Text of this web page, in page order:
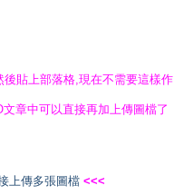
貼上部落格,現在不需要這樣作
章中可以直接再加上傳圖檔了
上傳多張圖檔 <<<